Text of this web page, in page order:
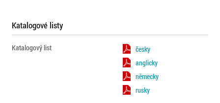
Katalogové listy
Katalogový list
česky
anglicky
německy
rusky